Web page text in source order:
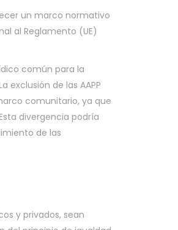
un marco normativo
al Reglamento (UE)
común para la
exclusión de las AAPP
comunitario, ya que
divergencia podría
de las
y privados, sean